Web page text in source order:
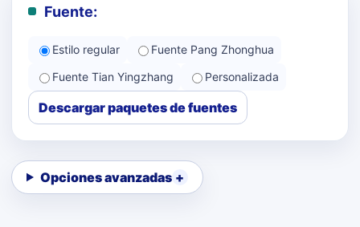
Fuente:
Estilo regular
Fuente Pang Zhonghua
Fuente Tian Yingzhang
Personalizada
Descargar paquetes de fuentes
Opciones avanzadas